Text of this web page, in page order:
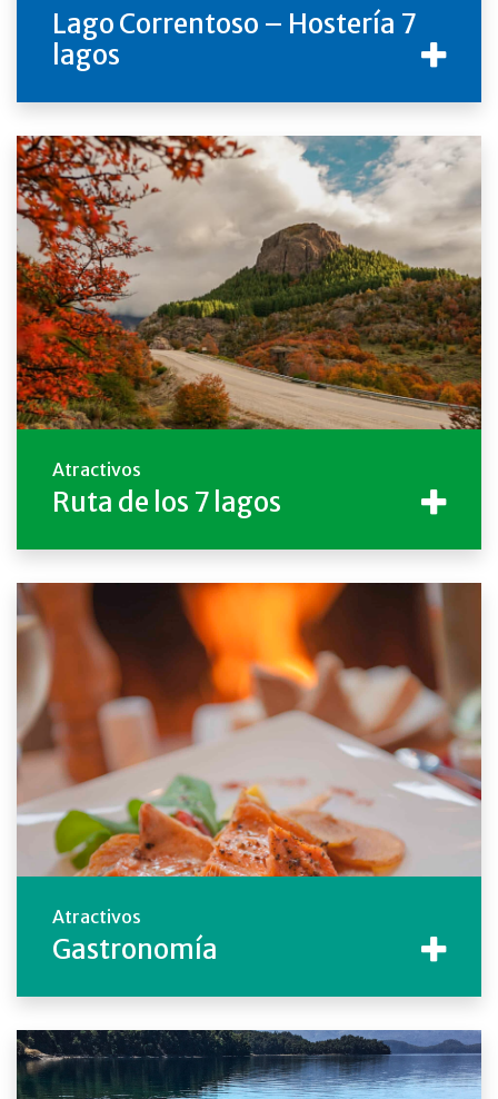
Lago Correntoso – Hostería 7
lagos
Atractivos
Ruta de los 7 lagos
Atractivos
Gastronomía